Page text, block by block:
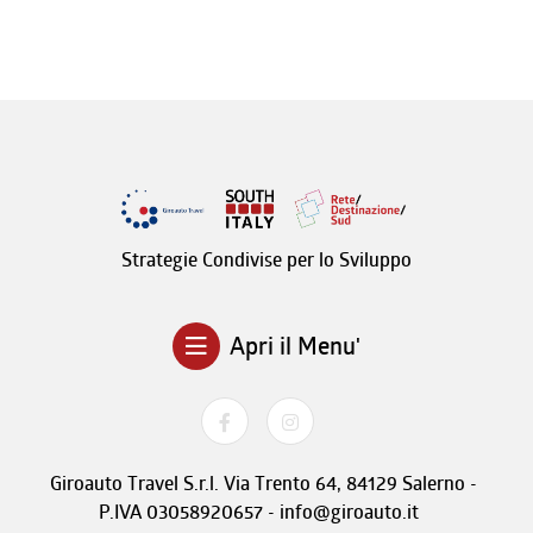
Strategie Condivise per lo Sviluppo
Apri il Menu'
Giroauto Travel S.r.l. Via Trento 64, 84129 Salerno -
P.IVA 03058920657 - info@giroauto.it